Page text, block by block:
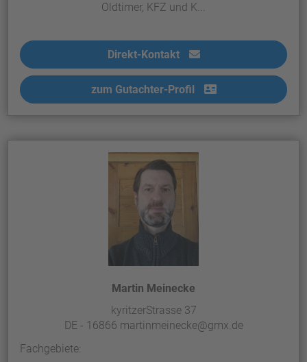
Oldtimer, KFZ und K...
Direkt-Kontakt
zum Gutachter-Profil
Martin Meinecke
kyritzerStrasse 37
DE - 16866 martinmeinecke@gmx.de
Fachgebiete: